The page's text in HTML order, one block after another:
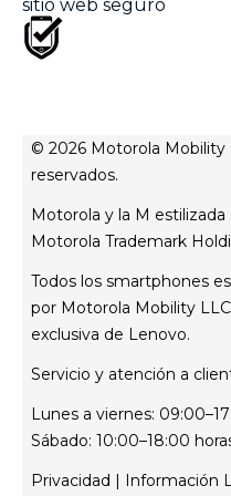
PQRs
sitio web seguro
© 2026 Motorola Mobility
reservados.
Motorola y la M
Motorola Trademark
Todos los smartphones
por Motorola Mobility
exclusiva de Lenovo.
Servicio y atención a
Lunes a viernes:
Sábado: 10:00–18:00
Privacidad | Información